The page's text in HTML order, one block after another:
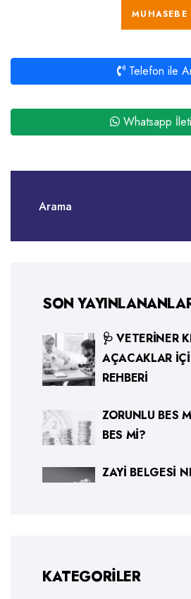
MUHASEBE
Telefon ile
Whatsapp
SON
🩺 VETERINER
AÇACAKLAR
REHBERI
ZORUNLU BES
BES MI?
ZAYI BELGESI
KATEGORILER